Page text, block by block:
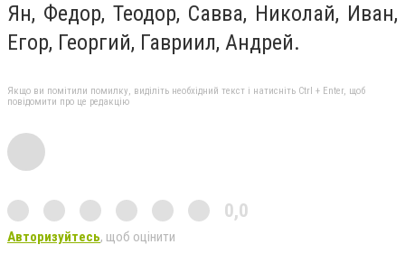
Ян, Федор, Теодор, Савва, Николай, Иван,
Егор, Георгий, Гавриил, Андрей.
Якщо ви помітили помилку, виділіть необхідний текст і натисніть Ctrl + Enter, щоб
повідомити про це редакцію
0,0
Авторизуйтесь, щоб оцінити